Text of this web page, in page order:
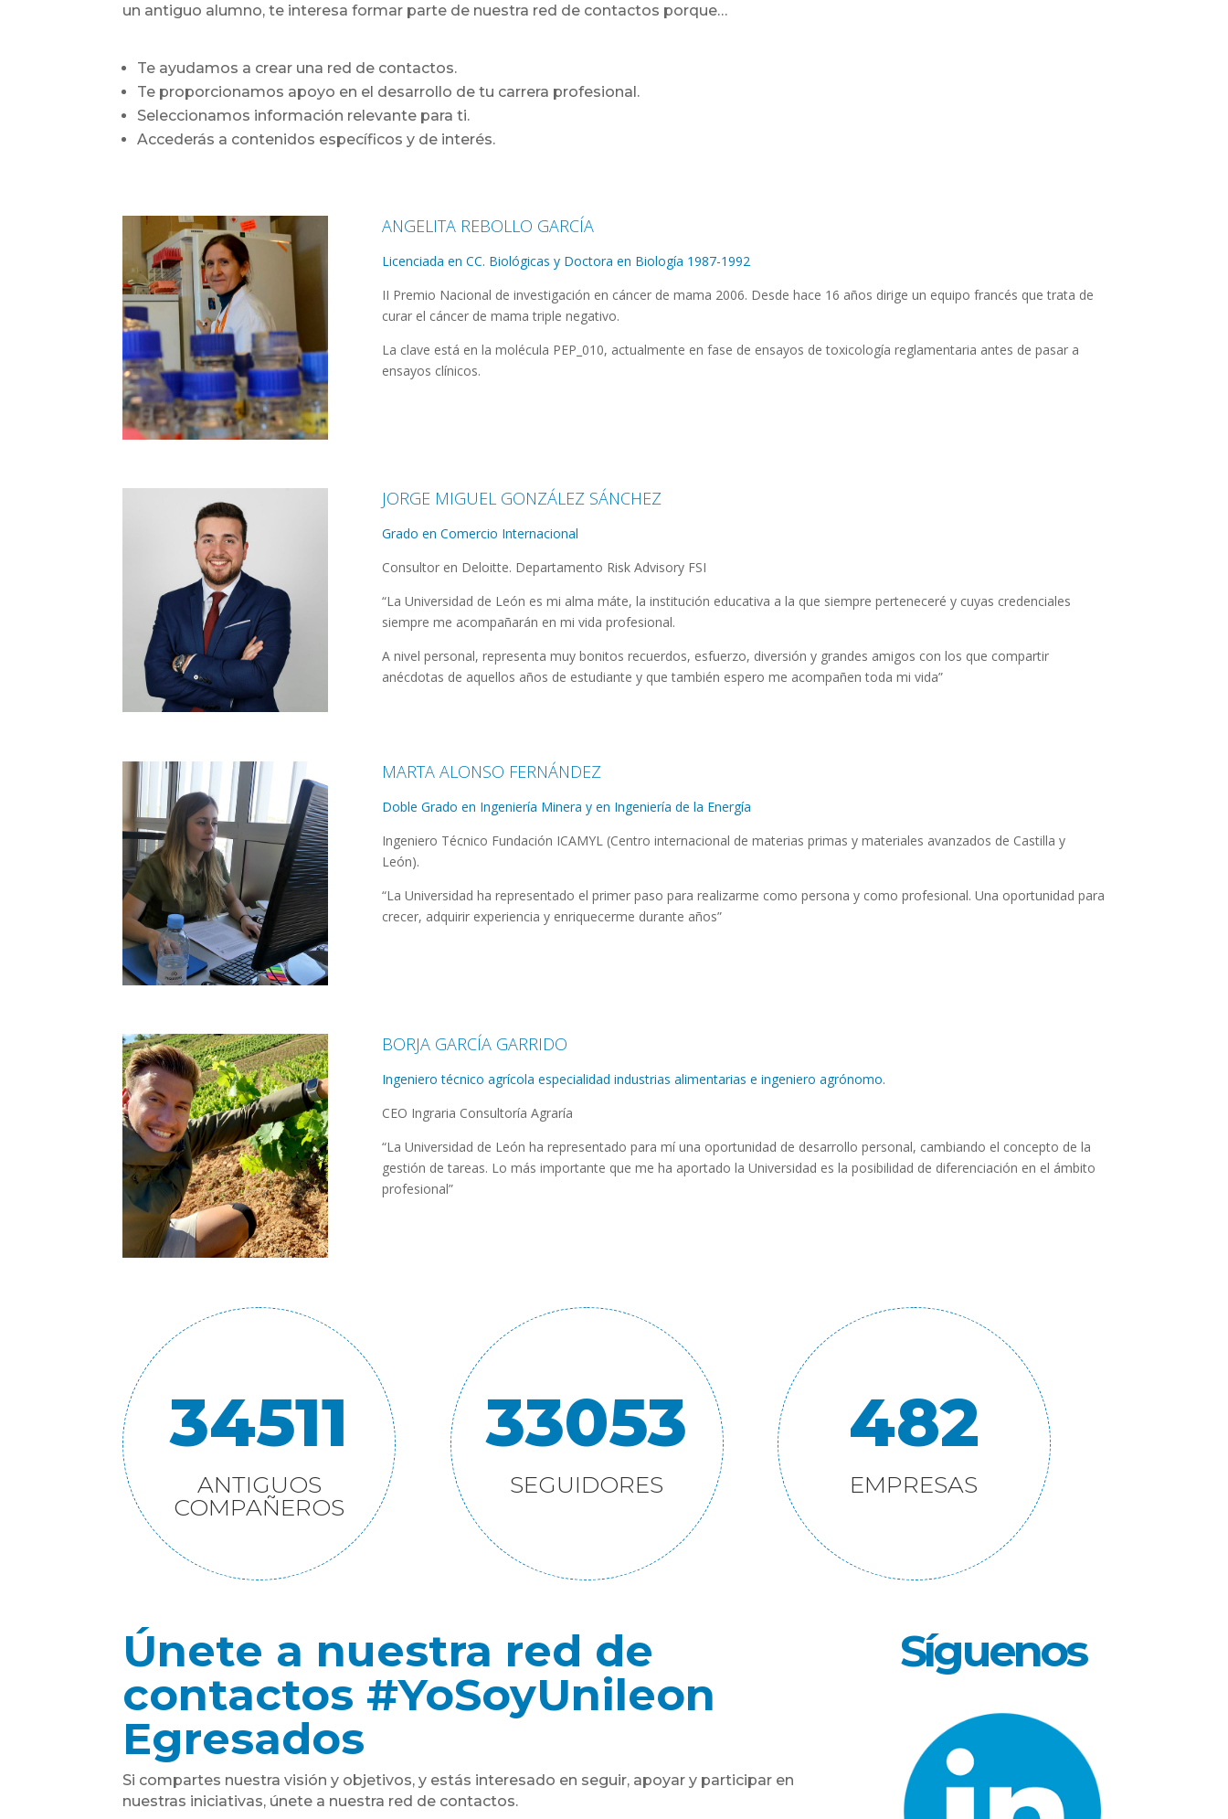
un antiguo alumno, te interesa formar parte de nuestra red de contactos porque…
Te ayudamos a crear una red de contactos.
Te proporcionamos apoyo en el desarrollo de tu carrera profesional.
Seleccionamos información relevante para ti.
Accederás a contenidos específicos y de interés.
ANGELITA REBOLLO GARCÍA
Licenciada en CC. Biológicas y Doctora en Biología 1987-1992
II Premio Nacional de investigación en cáncer de mama 2006. Desde hace 16 años dirige un equipo francés que trata de
curar el cáncer de mama triple negativo.
La clave está en la molécula PEP_010, actualmente en fase de ensayos de toxicología reglamentaria antes de pasar a
ensayos clínicos.
JORGE MIGUEL GONZÁLEZ SÁNCHEZ
Grado en Comercio Internacional
Consultor en Deloitte. Departamento Risk Advisory FSI
“La Universidad de León es mi alma máte, la institución educativa a la que siempre perteneceré y cuyas credenciales
siempre me acompañarán en mi vida profesional.
A nivel personal, representa muy bonitos recuerdos, esfuerzo, diversión y grandes amigos con los que compartir
anécdotas de aquellos años de estudiante y que también espero me acompañen toda mi vida”
MARTA ALONSO FERNÁNDEZ
Doble Grado en Ingeniería Minera y en Ingeniería de la Energía
Ingeniero Técnico Fundación ICAMYL (Centro internacional de materias primas y materiales avanzados de Castilla y
León).
“La Universidad ha representado el primer paso para realizarme como persona y como profesional. Una oportunidad para
crecer, adquirir experiencia y enriquecerme durante años”
BORJA GARCÍA GARRIDO
Ingeniero técnico agrícola especialidad industrias alimentarias e ingeniero agrónomo.
CEO Ingraria Consultoría Agraría
“La Universidad de León ha representado para mí una oportunidad de desarrollo personal, cambiando el concepto de la
gestión de tareas. Lo más importante que me ha aportado la Universidad es la posibilidad de diferenciación en el ámbito
profesional”
34511
ANTIGUOS
COMPAÑEROS
33053
SEGUIDORES
482
EMPRESAS
Únete a nuestra red de
contactos #YoSoyUnileon
Egresados
Si compartes nuestra visión y objetivos, y estás interesado en seguir, apoyar y participar en
nuestras iniciativas, únete a nuestra red de contactos.
Síguenos